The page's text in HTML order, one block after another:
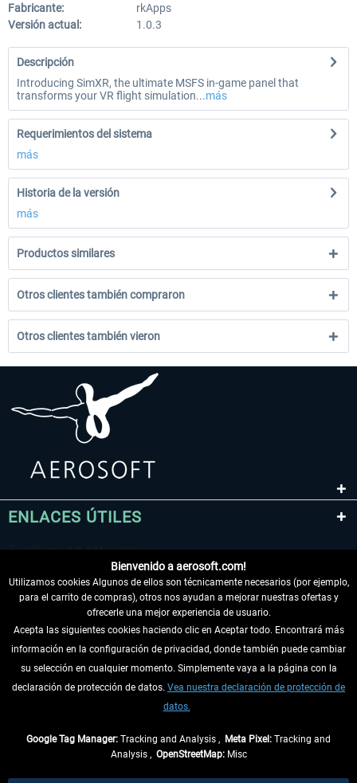
Fabricante:
rkApps
Versión actual:
1.0.3
Descripción
Introducing SimXR, the ultimate MSFS in-game panel that
transforms your VR flight simulation...más
Requerimientos del sistema
más
Historia de la versión
más
Productos similares
Otros clientes también compraron
Otros clientes también vieron
ENLACES ÚTILES
DESISTIR DEL CONTRATO
INFORMACIÓN
Bienvenido a aerosoft.com!
Utilizamos cookies Algunos de ellos son técnicamente necesarios (por ejemplo,
para el carrito de compras), otros nos ayudan a mejorar nuestras ofertas y
ofrecerle una mejor experiencia de usuario.
Acepta las siguientes cookies haciendo clic en Aceptar todo. Encontrará más
información en la configuración de privacidad, donde también puede cambiar
su selección en cualquier momento. Simplemente vaya a la página con la
declaración de protección de datos. Vea nuestra declaración de protección de
datos.
Google Tag Manager: Tracking and Analysis , Meta Pixel: Tracking and
Analysis , OpenStreetMap:Misc